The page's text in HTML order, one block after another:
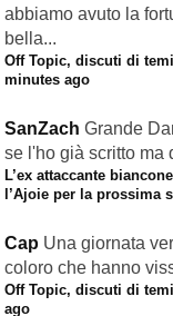
abbiamo avuto la
bella...
Off Topic, discuti di
minutes ago
SanZach Grande
se l'ho già scritto ma
L’ex attaccante
l’Ajoie per la prossima
Cap Una giornata
coloro che hanno
Off Topic, discuti di
ago